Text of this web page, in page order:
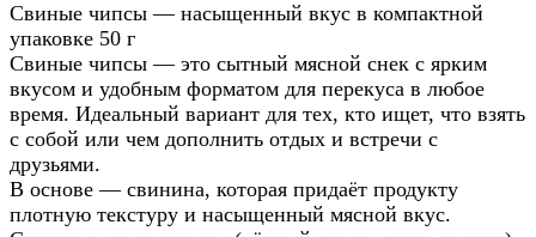
Свиные чипсы — насыщенный вкус в компактной
упаковке 50 г
Свиные чипсы — это сытный мясной снек с ярким
вкусом и удобным форматом для перекуса в любое
время. Идеальный вариант для тех, кто ищет, что взять
с собой или чем дополнить отдых и встречи с
друзьями.
В основе — свинина, которая придаёт продукту
плотную текстуру и насыщенный мясной вкус.